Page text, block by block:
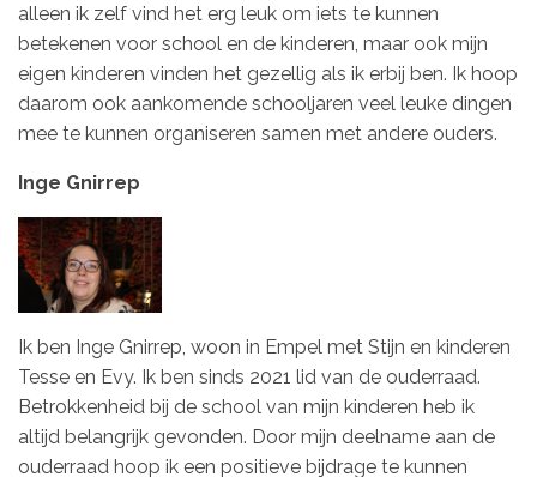
alleen ik zelf vind het erg leuk om iets te kunnen
betekenen voor school en de kinderen, maar ook mijn
eigen kinderen vinden het gezellig als ik erbij ben. Ik hoop
daarom ook aankomende schooljaren veel leuke dingen
mee te kunnen organiseren samen met andere ouders.
Inge Gnirrep
Ik ben Inge Gnirrep, woon in Empel met Stijn en kinderen
Tesse en Evy. Ik ben sinds 2021 lid van de ouderraad.
Betrokkenheid bij de school van mijn kinderen heb ik
altijd belangrijk gevonden. Door mijn deelname aan de
ouderraad hoop ik een positieve bijdrage te kunnen